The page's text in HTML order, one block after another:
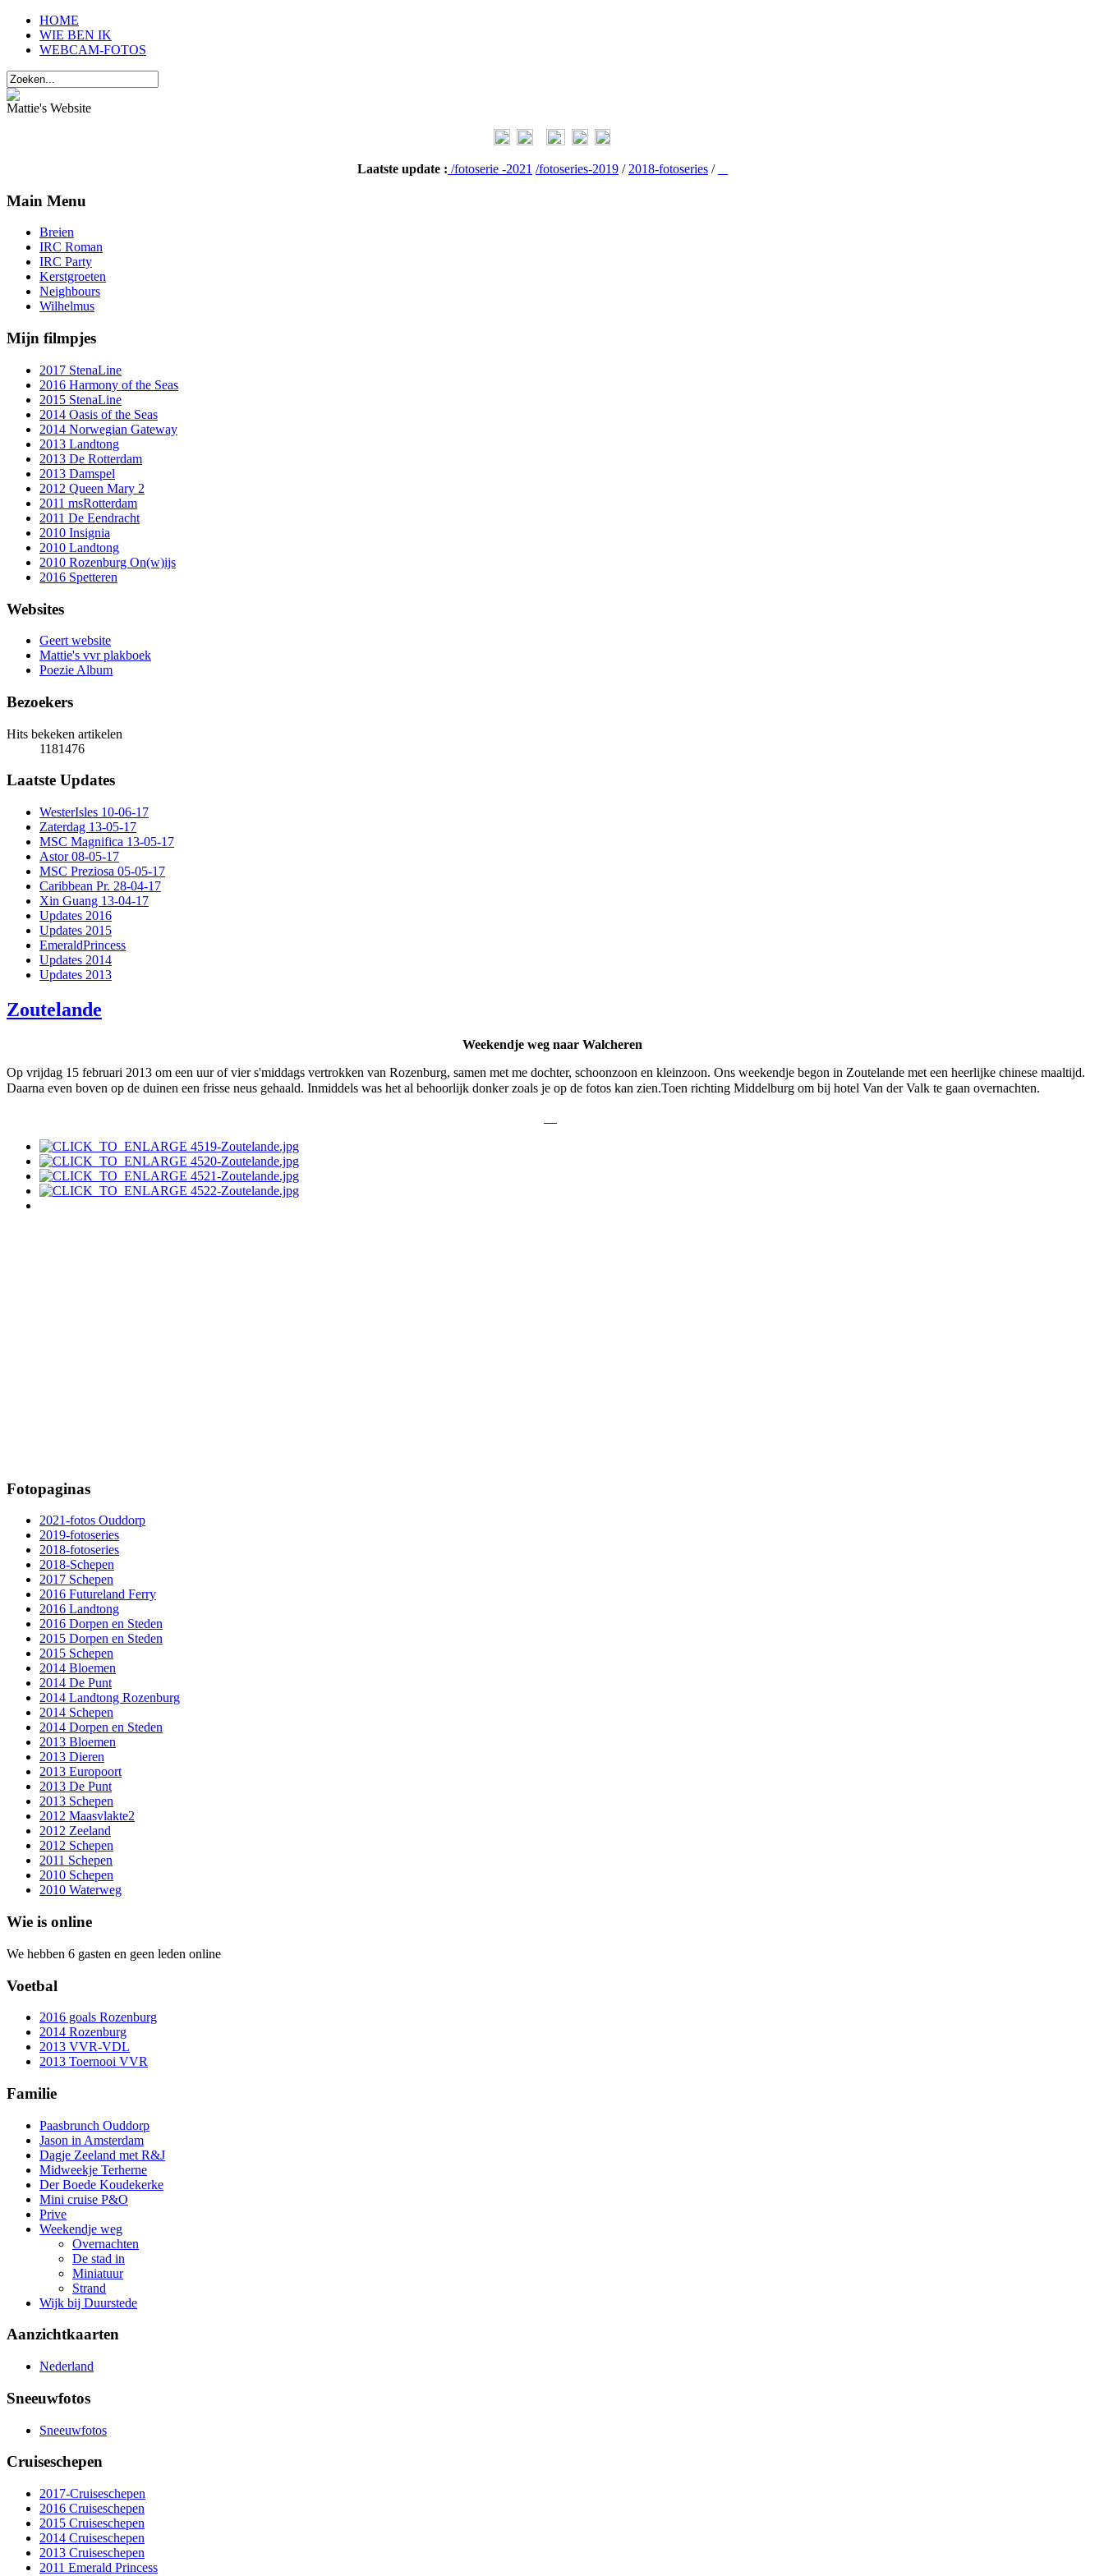
HOME
WIE BEN IK
WEBCAM-FOTOS
Mattie's Website
Laatste update : /fotoserie -2021 /fotoseries-2019 / 2018-fotoseries /
Main Menu
Breien
IRC Roman
IRC Party
Kerstgroeten
Neighbours
Wilhelmus
Mijn filmpjes
2017 StenaLine
2016 Harmony of the Seas
2015 StenaLine
2014 Oasis of the Seas
2014 Norwegian Gateway
2013 Landtong
2013 De Rotterdam
2013 Damspel
2012 Queen Mary 2
2011 msRotterdam
2011 De Eendracht
2010 Insignia
2010 Landtong
2010 Rozenburg On(w)ijs
2016 Spetteren
Websites
Geert website
Mattie's vvr plakboek
Poezie Album
Bezoekers
Hits bekeken artikelen
1181476
Laatste Updates
WesterIsles 10-06-17
Zaterdag 13-05-17
MSC Magnifica 13-05-17
Astor 08-05-17
MSC Preziosa 05-05-17
Caribbean Pr. 28-04-17
Xin Guang 13-04-17
Updates 2016
Updates 2015
EmeraldPrincess
Updates 2014
Updates 2013
Zoutelande
Weekendje weg naar Walcheren
Op vrijdag 15 februari 2013 om een uur of vier s'middags vertrokken van Rozenburg, samen met me dochter, schoonzoon en kleinzoon. Ons weekendje begon in Zoutelande met een heerlijke chinese maaltijd.
Daarna even boven op de duinen een frisse neus gehaald. Inmiddels was het al behoorlijk donker zoals je op de fotos kan zien.Toen richting Middelburg om bij hotel Van der Valk te gaan overnachten.
Fotopaginas
2021-fotos Ouddorp
2019-fotoseries
2018-fotoseries
2018-Schepen
2017 Schepen
2016 Futureland Ferry
2016 Landtong
2016 Dorpen en Steden
2015 Dorpen en Steden
2015 Schepen
2014 Bloemen
2014 De Punt
2014 Landtong Rozenburg
2014 Schepen
2014 Dorpen en Steden
2013 Bloemen
2013 Dieren
2013 Europoort
2013 De Punt
2013 Schepen
2012 Maasvlakte2
2012 Zeeland
2012 Schepen
2011 Schepen
2010 Schepen
2010 Waterweg
Wie is online
We hebben 6 gasten en geen leden online
Voetbal
2016 goals Rozenburg
2014 Rozenburg
2013 VVR-VDL
2013 Toernooi VVR
Familie
Paasbrunch Ouddorp
Jason in Amsterdam
Dagje Zeeland met R&J
Midweekje Terherne
Der Boede Koudekerke
Mini cruise P&O
Prive
Weekendje weg
Overnachten
De stad in
Miniatuur
Strand
Wijk bij Duurstede
Aanzichtkaarten
Nederland
Sneeuwfotos
Sneeuwfotos
Cruiseschepen
2017-Cruiseschepen
2016 Cruiseschepen
2015 Cruiseschepen
2014 Cruiseschepen
2013 Cruiseschepen
2011 Emerald Princess